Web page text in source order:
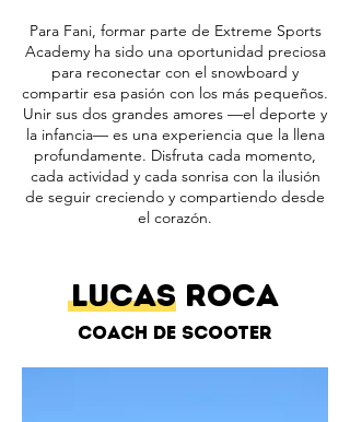
Para Fani, formar parte de Extreme Sports
Academy ha sido una oportunidad preciosa
para reconectar con el snowboard y
compartir esa pasión con los más pequeños.
Unir sus dos grandes amores —el deporte y
la infancia— es una experiencia que la llena
profundamente. Disfruta cada momento,
cada actividad y cada sonrisa con la ilusión
de seguir creciendo y compartiendo desde
el corazón.
Lucas Roca
Coach de Scooter